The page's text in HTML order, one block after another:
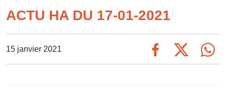
ACTU HA DU 17-01-2021
15 janvier 2021